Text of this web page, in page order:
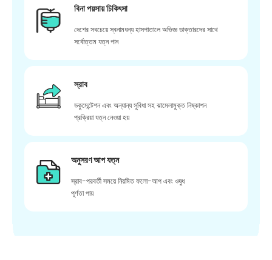
বিনা পয়সায় চিকিৎসা
দেশের সবচেয়ে স্বনামধন্য হাসপাতালে অভিজ্ঞ ডাক্তারদের সাথে
সর্বোত্তম যত্ন পান
স্রাব
ডকুমেন্টেশন এবং অন্যান্য সুবিধা সহ ঝামেলামুক্ত নিষ্কাশন
প্রক্রিয়া যত্ন নেওয়া হয়
অনুসরণ আপ যত্ন
স্রাব-পরবর্তী সময়ে নিয়মিত ফলো-আপ এবং ওষুধ
পূর্ণতা পায়